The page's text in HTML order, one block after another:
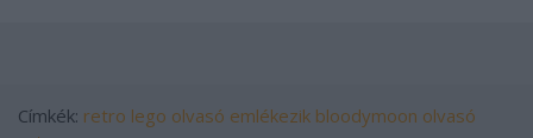
Címkék: retro lego olvasó emlékezik bloodymoon olvasó